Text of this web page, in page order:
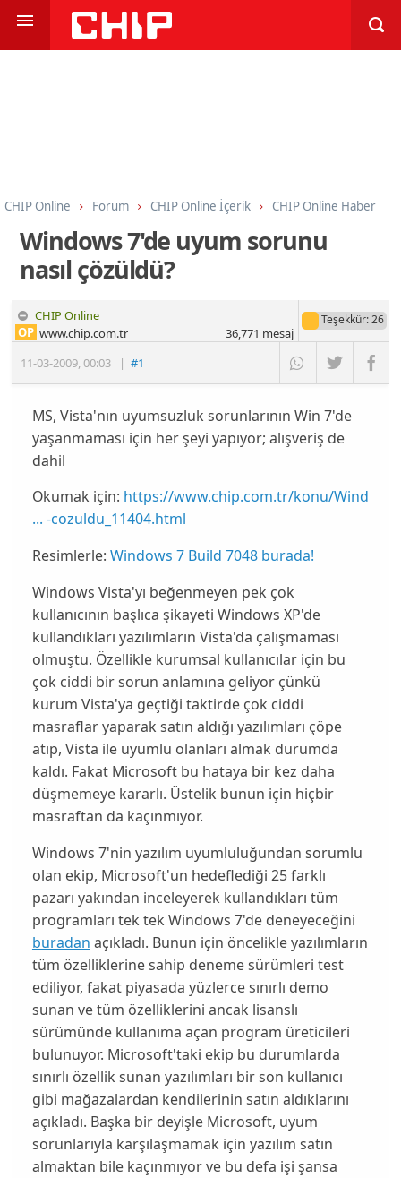
CHIP Online Forum CHIP Online İçerik CHIP Online Haber
Windows 7'de uyum sorunu
nasıl çözüldü?
CHIP Online
11-03-2009,00:03 |#1
OP www.chip.com.tr
Teşekkür: 26
36,771 mesaj
MS, Vista'nın uyumsuzluk sorunlarının Win 7'de
yaşanmaması için her şeyi yapıyor; alışveriş de
dahil
Okumak için: https://www.chip.com.tr/konu/Wind
... -cozuldu_11404.html
Resimlerle: Windows 7 Build 7048 burada!
Windows Vista'yı beğenmeyen pek çok
kullanıcının başlıca şikayeti Windows XP'de
kullandıkları yazılımların Vista'da çalışmaması
olmuştu. Özellikle kurumsal kullanıcılar için bu
çok ciddi bir sorun anlamına geliyor çünkü
kurum Vista'ya geçtiği taktirde çok ciddi
masraflar yaparak satın aldığı yazılımları çöpe
atıp, Vista ile uyumlu olanları almak durumda
kaldı. Fakat Microsoft bu hataya bir kez daha
düşmemeye kararlı. Üstelik bunun için hiçbir
masraftan da kaçınmıyor.
Windows 7'nin yazılım uyumluluğundan sorumlu
olan ekip, Microsoft'un hedeflediği 25 farklı
pazarı yakından inceleyerek kullandıkları tüm
programları tek tek Windows 7'de deneyeceğini
buradan açıkladı. Bunun için öncelikle yazılımların
tüm özelliklerine sahip deneme sürümleri test
ediliyor, fakat piyasada yüzlerce sınırlı demo
sunan ve tüm özelliklerini ancak lisanslı
sürümünde kullanıma açan program üreticileri
bulunuyor. Microsoft'taki ekip bu durumlarda
sınırlı özellik sunan yazılımları bir son kullanıcı
gibi mağazalardan kendilerinin satın aldıklarını
açıkladı. Başka bir deyişle Microsoft, uyum
sorunlarıyla karşılaşmamak için yazılım satın
almaktan bile kaçınmıyor ve bu defa işi şansa